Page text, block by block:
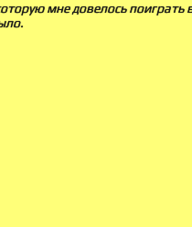
мне довелось поиграть